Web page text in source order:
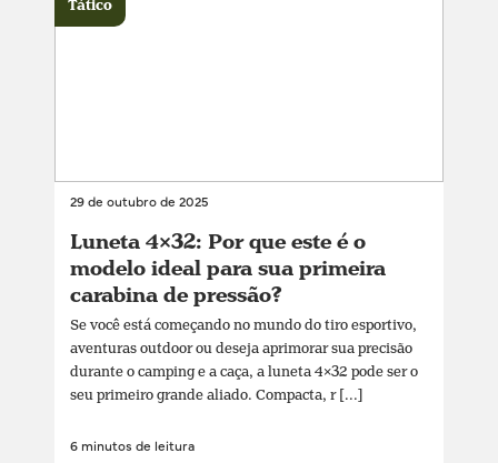
29 de outubro de 2025
Luneta 4×32: Por que este é o
modelo ideal para sua primeira
carabina de pressão?
Se você está começando no mundo do tiro esportivo,
aventuras outdoor ou deseja aprimorar sua precisão
durante o camping e a caça, a luneta 4×32 pode ser o
seu primeiro grande aliado. Compacta, r [...]
6 minutos de leitura
Tático